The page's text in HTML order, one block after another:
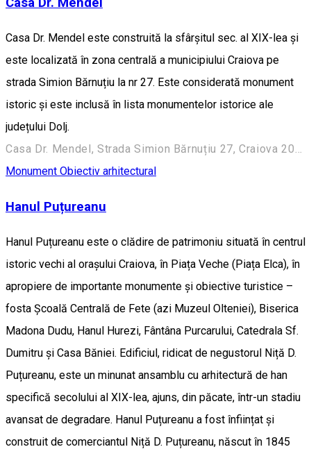
Casa Dr. Mendel
Casa Dr. Mendel este construită la sfârșitul sec. al XIX-lea și
este localizată în zona centrală a municipiului Craiova pe
strada Simion Bărnuțiu la nr 27. Este considerată monument
istoric și este inclusă în lista monumentelor istorice ale
județului Dolj.
Casa Dr. Mendel, Strada Simion Bărnuțiu 27, Craiova 200382, România
Monument Obiectiv arhitectural
Hanul Puțureanu
Hanul Puțureanu este o clădire de patrimoniu situată în centrul
istoric vechi al orașului Craiova, în Piața Veche (Piața Elca), în
apropiere de importante monumente și obiective turistice –
fosta Școală Centrală de Fete (azi Muzeul Olteniei), Biserica
Madona Dudu, Hanul Hurezi, Fântâna Purcarului, Catedrala Sf.
Dumitru și Casa Băniei. Edificiul, ridicat de negustorul Niță D.
Puțureanu, este un minunat ansamblu cu arhitectură de han
specifică secolului al XIX-lea, ajuns, din păcate, într-un stadiu
avansat de degradare. Hanul Puțureanu a fost înființat și
construit de comerciantul Niță D. Puțureanu, născut în 1845